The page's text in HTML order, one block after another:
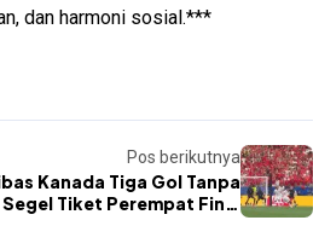
dan harmoni sosial.***
Pos berikutnya
Kanada Tiga Gol Tanpa
Tiket Perempat Final